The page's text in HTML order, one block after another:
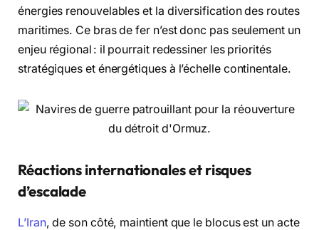
énergies renouvelables et la diversification des routes
maritimes. Ce bras de fer n’est donc pas seulement un
enjeu régional : il pourrait redessiner les priorités
stratégiques et énergétiques à l’échelle continentale.
Réactions internationales et risques
d’escalade
L’Iran, de son côté, maintient que le blocus est un acte